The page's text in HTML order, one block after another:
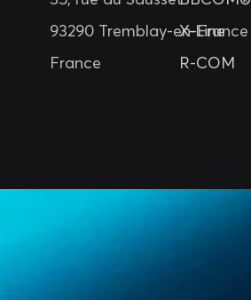
93290 Tremblay-en-France
France
X-Line
R-COM